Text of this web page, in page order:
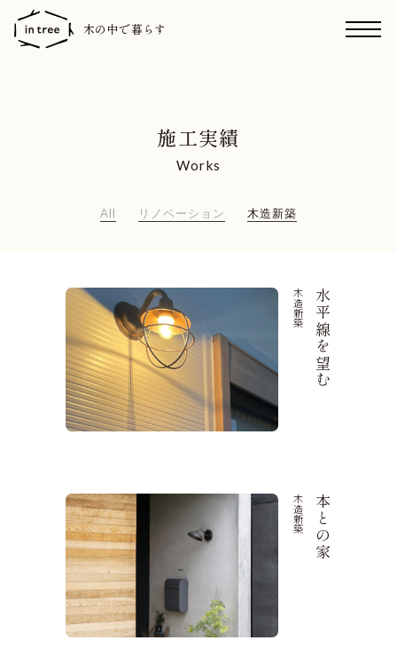
木の中で暮らす
施工実績
Works
All リノベーション 木造新築
木造新築 水平線を望む
木造新築 本との家